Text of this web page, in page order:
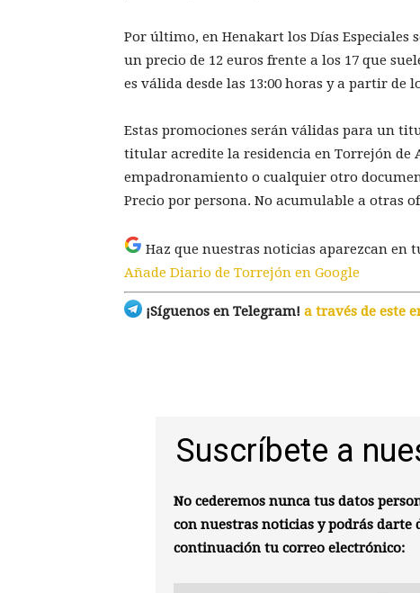
Por último, en Henakart los Días Especiales
un precio de 12 euros frente a los 17 que
es válida desde las 13:00 horas y a partir de
Estas promociones serán válidas para un
titular acredite la residencia en Torrejón de
empadronamiento o cualquier otro
Precio por persona. No acumulable a otras
Haz que nuestras noticias aparezcan en
Añade Diario de Torrejón en Google
¡Síguenos en Telegram! a través de este
Suscríbete a
No cederemos nunca tus datos
con nuestras noticias y podrás darte
continuación tu correo electrónico: